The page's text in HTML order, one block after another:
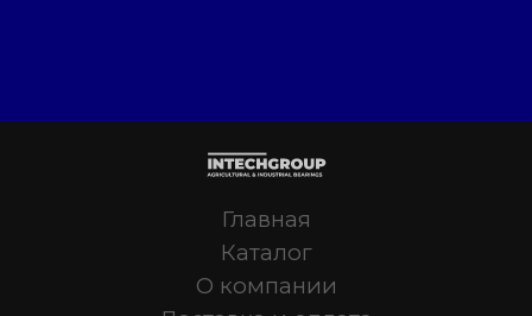
Главная
Каталог
О компании